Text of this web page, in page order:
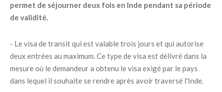
permet de séjourner deux fois en Inde pendant sa période
de validité.
- Le visa de transit qui est valable trois jours et qui autorise
deux entrées au maximum. Ce type de visa est délivré dans la
mesure où le demandeur a obtenu le visa exigé par le pays
dans lequel il souhaite se rendre après avoir traversé l'Inde.